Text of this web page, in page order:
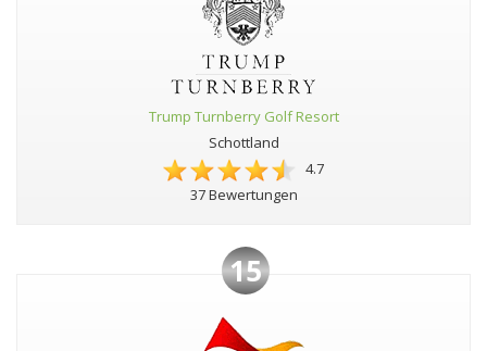
Trump Turnberry Golf Resort
Schottland
4.7
37 Bewertungen
15